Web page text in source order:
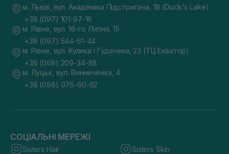
м. Львів, вул. Академіка Підстригача, 1В (Duck's Lake)
+38 (097) 101-97-16
м. Рівне, вул. 16-го Липня, 15
+38 (097) 544-61-44
м. Рівне, вул. Кулика і Гудачека, 23 (ТЦ Екватор)
+38 (068) 209-34-88
м. Луцьк, вул. Винниченка, 4
+38 (098) 076-60-62
СОЦІАЛЬНІ МЕРЕЖІ
Sisters Hair Sisters Skin